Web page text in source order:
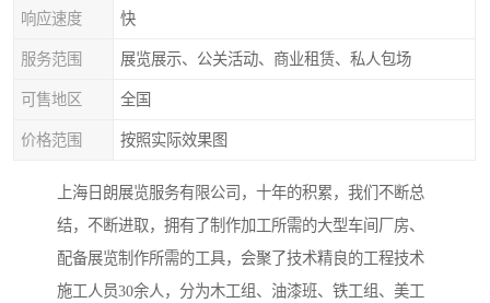
响应速度 快
服务范围 展览展示、公关活动、商业租赁、私人包场
可售地区 全国
价格范围 按照实际效果图
上海日朗展览服务有限公司，十年的积累，我们不断总
结，不断进取，拥有了制作加工所需的大型车间厂房、
配备展览制作所需的工具，会聚了技术精良的工程技术
施工人员30余人，分为木工组、油漆班、铁工组、美工